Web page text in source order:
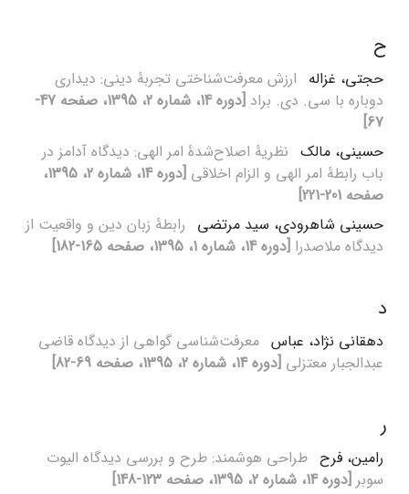
ح
حجتی، غزاله ارزش معرفت‌شناختی تجربۀ دینی: دیداری
دوباره با سی. دی. براد
[دوره 14، شماره 2، 1395، صفحه 47-
67]
حسینی، مالک نظریۀ اصلاح‌شدۀ امر الهی: دیدگاه آدامز در
باب رابطۀ امر الهی و الزام اخلاقی
[دوره 14، شماره 2، 1395،
صفحه 201-221]
حسینی شاهرودی، سید مرتضی رابطۀ زبان دین و واقعیت از
دیدگاه ملاصدرا [دوره 14، شماره 1، 1395، صفحه 165-182]
د
دهقانی نژاد، عباس معرفت‌شناسی گواهی از دیدگاه قاضی
عبدالجبار معتزلی [دوره 14، شماره 2، 1395، صفحه 69-82]
ر
رامین، فرح طراحی هوشمند: طرح و بررسی دیدگاه الیوت
سوبر [دوره 14، شماره 2، 1395، صفحه 123-148]